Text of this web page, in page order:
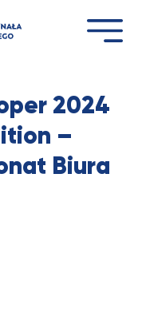
2024
–
Biura